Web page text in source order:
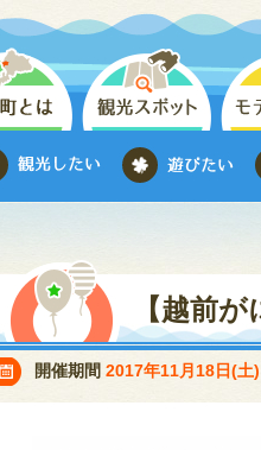
【越前
開催期間 2017年11月18日(